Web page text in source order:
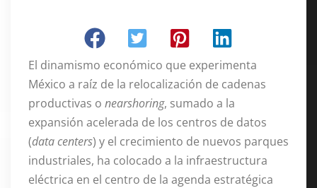
El dinamismo económico que experimenta
México a raíz de la relocalización de cadenas
productivas o nearshoring, sumado a la
expansión acelerada de los centros de datos
(data centers) y el crecimiento de nuevos parques
industriales, ha colocado a la infraestructura
eléctrica en el centro de la agenda estratégica